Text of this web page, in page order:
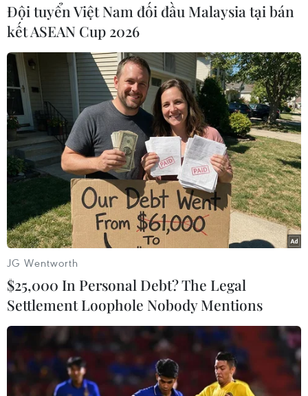
Tiền ảo mất sức hấp dẫn cùng nguy cơ bị
tội phạm lợi dụng
20/10/2018 02:49
Theo báo cáo của Ernst & Young, gần 1/3 tổng số tiền
ảo được cấp vốn thông qua các nhà đầu tư trực tuyến
vào năm ngoái đã mất phần lớn giá trị và đa số được
giao dịch dưới giá niêm yết.
Đội tuyển Việt Nam đối đầu Malaysia tại bán
kết ASEAN Cup 2026
JG Wentworth
$25,000 In Personal Debt? The Legal
Settlement Loophole Nobody Mentions